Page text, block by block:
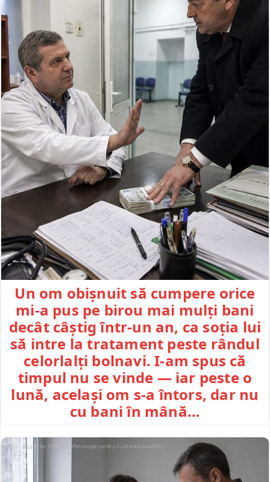
Un om obișnuit să cumpere orice
mi-a pus pe birou mai mulți bani
decât câștig într-un an, ca soția lui
să intre la tratament peste rândul
celorlalți bolnavi. I-am spus că
timpul nu se vinde — iar peste o
lună, același om s-a întors, dar nu
cu bani în mână…